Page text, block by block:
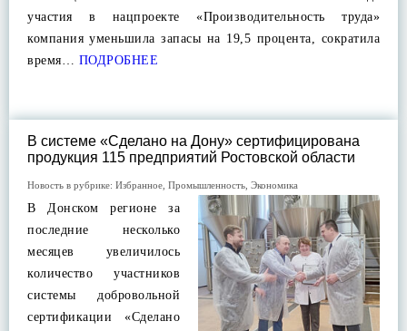
участия в нацпроекте «Производительность труда»
компания уменьшила запасы на 19,5 процента, сократила
время… ПОДРОБНЕЕ
В системе «Сделано на Дону» сертифицирована
продукция 115 предприятий Ростовской области
Новость в рубрике: Избранное Промышленность Экономика
В Донском регионе за
последние несколько
месяцев увеличилось
количество участников
системы добровольной
сертификации «Сделано